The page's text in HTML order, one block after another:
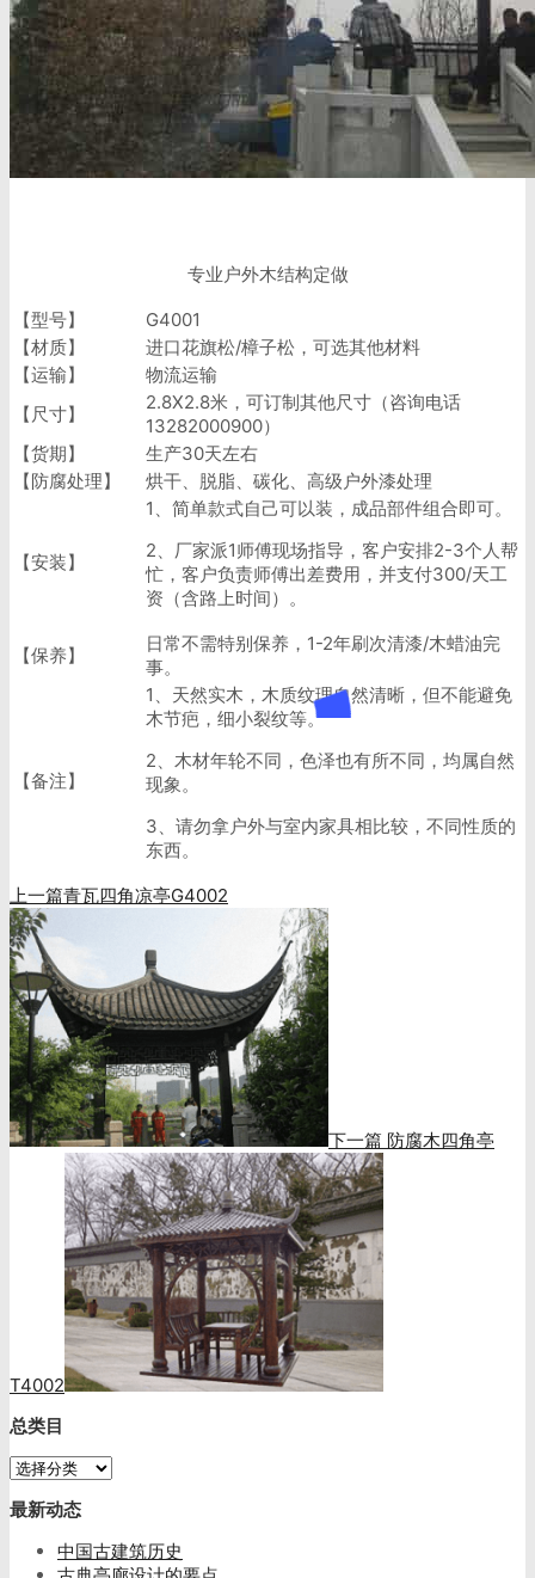
专业户外木结构定做
【型号】
G4001
【材质】
进口花旗松/樟子松，可选其他材料
【运输】
物流运输
【尺寸】
2.8X2.8米，可订制其他尺寸（咨询电话
13282000900）
【货期】
生产30天左右
【防腐处理】
烘干、脱脂、碳化、高级户外漆处理
【安装】
1、简单款式自己可以装，成品部件组合即可。
2、厂家派1师傅现场指导，客户安排2-3个人帮
忙，客户负责师傅出差费用，并支付300/天工
资（含路上时间）。
【保养】
日常不需特别保养，1-2年刷次清漆/木蜡油完
事。
【备注】
1、天然实木，木质纹理自然清晰，但不能避免
木节疤，细小裂纹等。
2、木材年轮不同，色泽也有所不同，均属自然
现象。
3、请勿拿户外与室内家具相比较，不同性质的
东西。
上一篇青瓦四角凉亭G4002
下一篇 防腐木四角亭
T4002
总类目
总
目
最新动态
中国古建筑历史